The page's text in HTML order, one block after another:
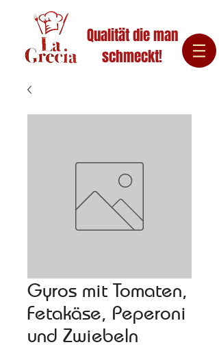
Qualität die man
schmeckt!
Gyros mit Tomaten,
Fetakäse, Peperoni
und Zwiebeln